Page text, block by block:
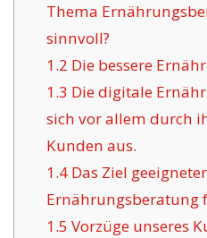
Thema
sinnvoll?
1.2 Die bessere
1.3 Die digitale
sich vor allem durch
Kunden aus.
1.4Das Ziel
Ernährungsberatung
1.5 Vorzüge unseres